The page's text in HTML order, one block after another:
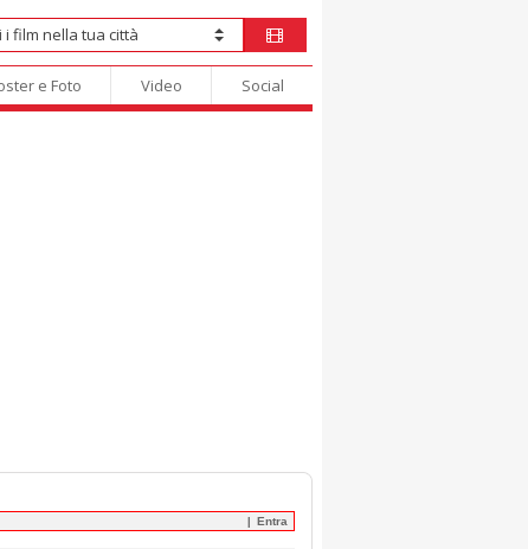
e Foto Video Social
Entra